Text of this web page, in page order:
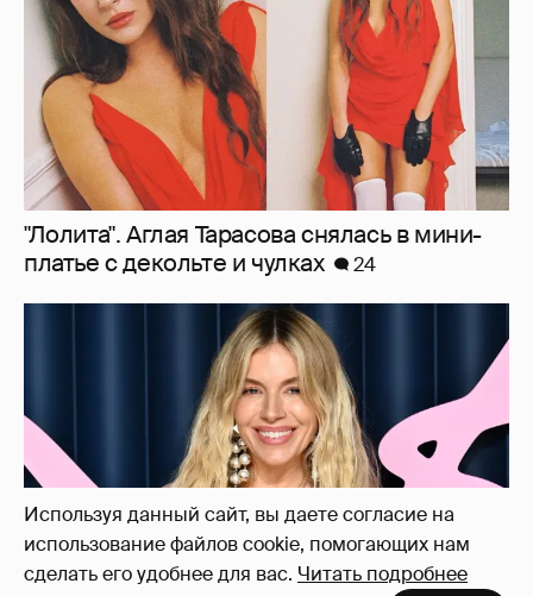
Используя данный сайт, вы даете согласие на
использование файлов cookie, помогающих нам
сделать его удобнее для вас. Читать подробнее
Сиенна Миллер раскрыла пол третьего
ребёнка и показала редкие фото с детьми